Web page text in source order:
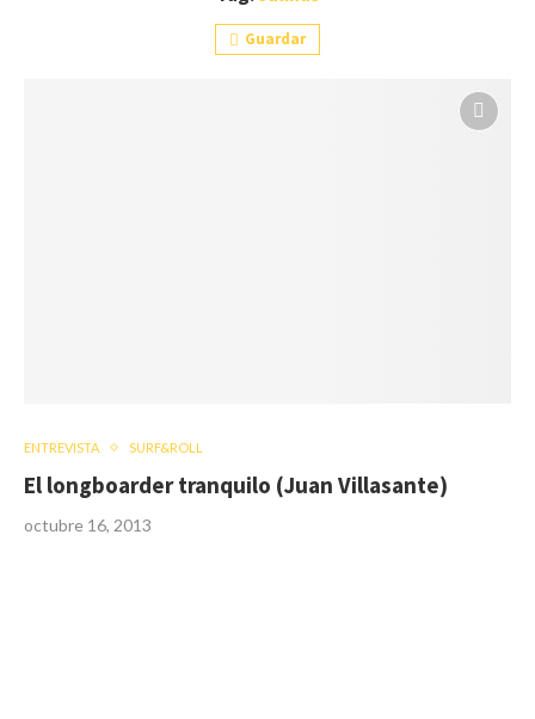
Guardar
ENTREVISTA SURF&ROLL
El longboarder tranquilo (Juan Villasante)
octubre 16, 2013